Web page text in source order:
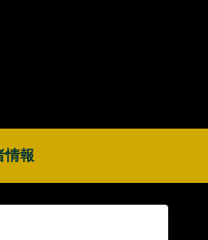
情報